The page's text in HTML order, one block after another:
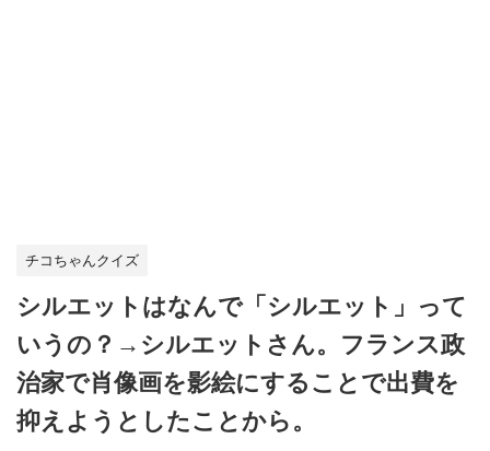
チコちゃんクイズ
シルエットはなんで「シルエット」って
いうの？→シルエットさん。フランス政
治家で肖像画を影絵にすることで出費を
抑えようとしたことから。